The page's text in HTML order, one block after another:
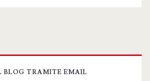
BLOG TRAMITE EMAIL